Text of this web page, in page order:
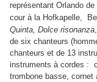
représentant Orlando
cour à la Hofkapelle,
Quinta, Dolce risonanza
de six chanteurs
chanteurs et de 13
instruments à cordes :
trombone basse, cornet